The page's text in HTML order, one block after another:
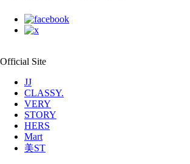
Official Site
JJ
CLASSY.
VERY
STORY
HERS
Mart
美ST